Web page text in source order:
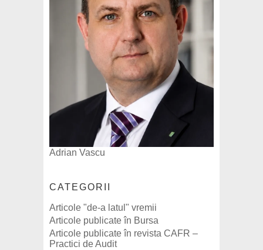
Adrian Vascu
CATEGORII
Articole "de-a latul" vremii
Articole publicate în Bursa
Articole publicate în revista CAFR –
Practici de Audit